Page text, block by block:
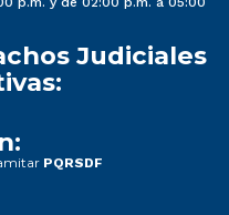
Judiciales
PQRSDF